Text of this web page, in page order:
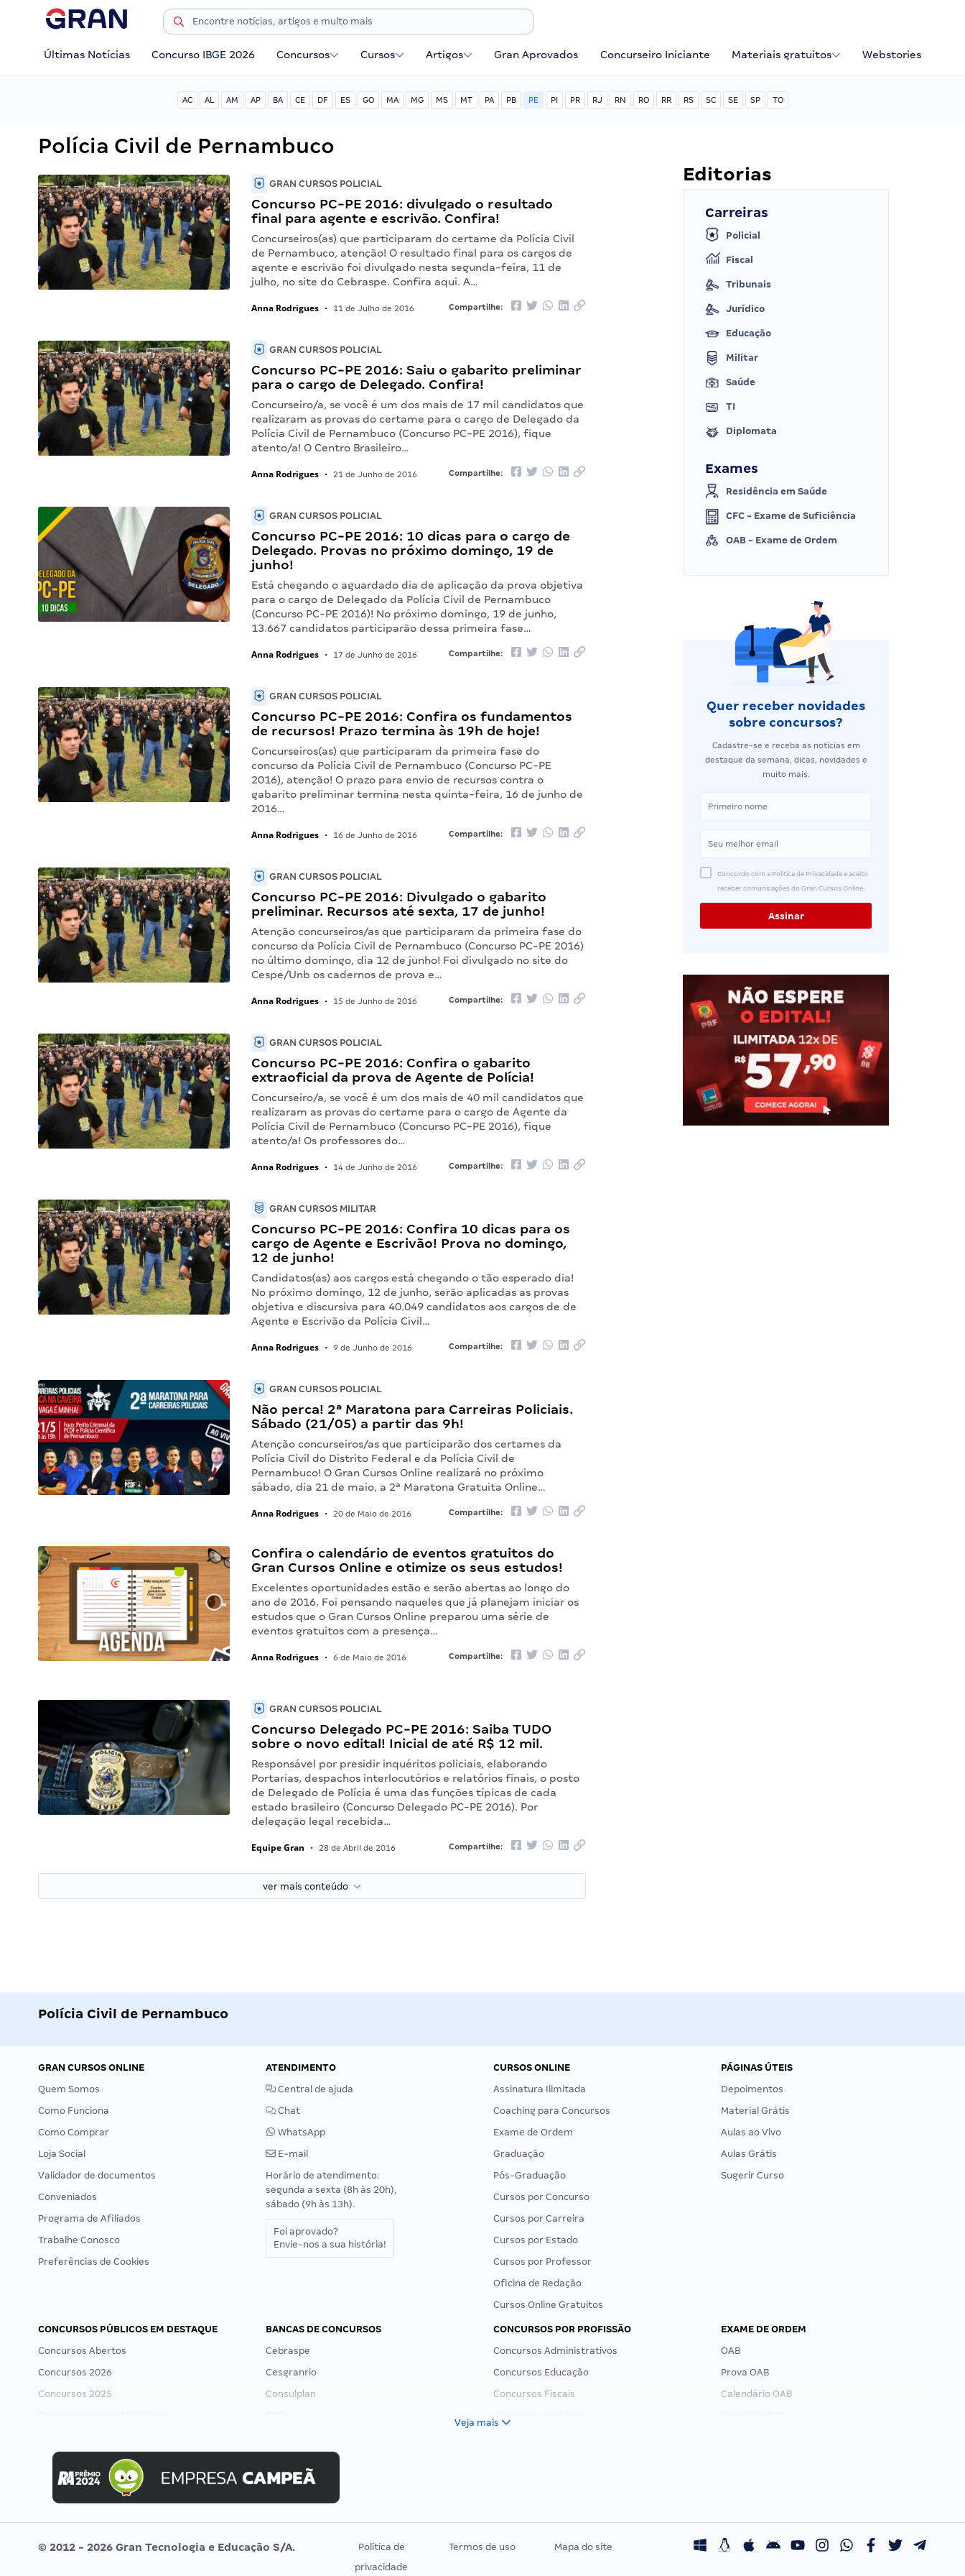
Últimas Notícias Concurso IBGE 2026 Concursos Cursos Artigos Gran Aprovados Concurseiro Iniciante Materiais gratuitos Webstories
AC AL AM AP BA CE DF ES GO MA MG MS MT PA PB PE PI PR RJ RN RO RR RS SC SE SP TO
Polícia Civil de Pernambuco
GRAN CURSOS POLICIAL
Concurso PC-PE 2016: divulgado o resultado
final para agente e escrivão. Confira!
Concurseiros(as) que participaram do certame da Polícia Civil
de Pernambuco, atenção! O resultado final para os cargos de
agente e escrivão foi divulgado nesta segunda-feira, 11 de
julho, no site do Cebraspe. Confira aqui. A…
Anna Rodrigues • 11 de Julho de 2016 Compartilhe:
GRAN CURSOS POLICIAL
Concurso PC-PE 2016: Saiu o gabarito preliminar
para o cargo de Delegado. Confira!
Concurseiro/a, se você é um dos mais de 17 mil candidatos que
realizaram as provas do certame para o cargo de Delegado da
Polícia Civil de Pernambuco (Concurso PC-PE 2016), fique
atento/a! O Centro Brasileiro…
Anna Rodrigues • 21 de Junho de 2016 Compartilhe:
GRAN CURSOS POLICIAL
Concurso PC-PE 2016: 10 dicas para o cargo de
Delegado. Provas no próximo domingo, 19 de
junho!
Está chegando o aguardado dia de aplicação da prova objetiva
para o cargo de Delegado da Polícia Civil de Pernambuco
(Concurso PC-PE 2016)! No próximo domingo, 19 de junho,
13.667 candidatos participarão dessa primeira fase…
Anna Rodrigues • 17 de Junho de 2016 Compartilhe:
GRAN CURSOS POLICIAL
Concurso PC-PE 2016: Confira os fundamentos
de recursos! Prazo termina às 19h de hoje!
Concurseiros(as) que participaram da primeira fase do
concurso da Polícia Civil de Pernambuco (Concurso PC-PE
2016), atenção! O prazo para envio de recursos contra o
gabarito preliminar termina nesta quinta-feira, 16 de junho de
2016…
Anna Rodrigues • 16 de Junho de 2016 Compartilhe:
GRAN CURSOS POLICIAL
Concurso PC-PE 2016: Divulgado o gabarito
preliminar. Recursos até sexta, 17 de junho!
Atenção concurseiros/as que participaram da primeira fase do
concurso da Polícia Civil de Pernambuco (Concurso PC-PE 2016)
no último domingo, dia 12 de junho! Foi divulgado no site do
Cespe/Unb os cadernos de prova e…
Anna Rodrigues • 15 de Junho de 2016 Compartilhe:
GRAN CURSOS POLICIAL
Concurso PC-PE 2016: Confira o gabarito
extraoficial da prova de Agente de Polícia!
Concurseiro/a, se você é um dos mais de 40 mil candidatos que
realizaram as provas do certame para o cargo de Agente da
Polícia Civil de Pernambuco (Concurso PC-PE 2016), fique
atento/a! Os professores do…
Anna Rodrigues • 14 de Junho de 2016 Compartilhe:
GRAN CURSOS MILITAR
Concurso PC-PE 2016: Confira 10 dicas para os
cargo de Agente e Escrivão! Prova no domingo,
12 de junho!
Candidatos(as) aos cargos está chegando o tão esperado dia!
No próximo domingo, 12 de junho, serão aplicadas as provas
objetiva e discursiva para 40.049 candidatos aos cargos de de
Agente e Escrivão da Polícia Civil…
Anna Rodrigues • 9 de Junho de 2016 Compartilhe:
GRAN CURSOS POLICIAL
Não perca! 2ª Maratona para Carreiras Policiais.
Sábado (21/05) a partir das 9h!
Atenção concurseiros/as que participarão dos certames da
Polícia Civil do Distrito Federal e da Polícia Civil de
Pernambuco! O Gran Cursos Online realizará no próximo
sábado, dia 21 de maio, a 2ª Maratona Gratuita Online…
Anna Rodrigues • 20 de Maio de 2016 Compartilhe:
Confira o calendário de eventos gratuitos do
Gran Cursos Online e otimize os seus estudos!
Excelentes oportunidades estão e serão abertas ao longo do
ano de 2016. Foi pensando naqueles que já planejam iniciar os
estudos que o Gran Cursos Online preparou uma série de
eventos gratuitos com a presença…
Anna Rodrigues • 6 de Maio de 2016 Compartilhe:
GRAN CURSOS POLICIAL
Concurso Delegado PC-PE 2016: Saiba TUDO
sobre o novo edital! Inicial de até R$ 12 mil.
Responsável por presidir inquéritos policiais, elaborando
Portarias, despachos interlocutórios e relatórios finais, o posto
de Delegado de Polícia é uma das funções típicas de cada
estado brasileiro (Concurso Delegado PC-PE 2016). Por
delegação legal recebida…
Equipe Gran • 28 de Abril de 2016 Compartilhe:
ver mais conteúdo
Editorias
Carreiras
Policial
Fiscal
Tribunais
Jurídico
Educação
Militar
Saúde
TI
Diplomata
Exames
Residência em Saúde
CFC - Exame de Suficiência
OAB - Exame de Ordem
Quer receber novidades
sobre concursos?
Cadastre-se e receba as notícias em
destaque da semana, dicas, novidades e
muito mais.
Concordo com a Política de Privacidade e aceito
receber comunicações do Gran Cursos Online.
Polícia Civil de Pernambuco
GRAN CURSOS ONLINE
Quem Somos
Como Funciona
Como Comprar
Loja Social
Validador de documentos
Conveniados
Programa de Afiliados
Trabalhe Conosco
Preferências de Cookies
ATENDIMENTO
Central de ajuda
Chat
WhatsApp
E-mail
Horário de atendimento:
segunda a sexta (8h às 20h),
sábado (9h às 13h).
Foi aprovado?
Envie-nos a sua história!
CURSOS ONLINE
Assinatura Ilimitada
Coaching para Concursos
Exame de Ordem
Graduação
Pós-Graduação
Cursos por Concurso
Cursos por Carreira
Cursos por Estado
Cursos por Professor
Oficina de Redação
Cursos Online Gratuitos
PÁGINAS ÚTEIS
Depoimentos
Material Grátis
Aulas ao Vivo
Aulas Grátis
Sugerir Curso
CONCURSOS PÚBLICOS EM DESTAQUE
Concursos Abertos
Concursos 2026
Concursos 2025
Concurso MPU
Editais publicados
BANCAS DE CONCURSOS
Cebraspe
Cesgranrio
Consulplan
Selecon
Uniase
Vunesp
CONCURSOS POR PROFISSÃO
Concursos Administrativos
Concursos Educação
Concursos Fiscais
Residência Multiprofissional
EXAME DE ORDEM
OAB
Prova OAB
Calendário OAB
Veja mais
© 2012 - 2026 Gran Tecnologia e Educação S/A.
Política de
privacidade
Termos de uso Mapa do site